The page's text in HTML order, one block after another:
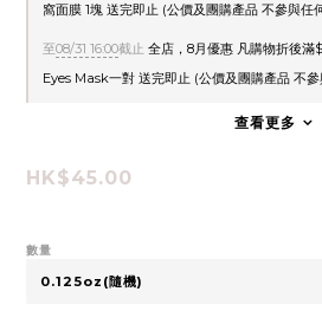
窩面膜 1塊 送完即止 (公價及團購產品 不參與任
至08/31 16:00截止 全店，8月優惠 凡購物折後
Eyes Mask一對 送完即止 (公價及團購產品 不
查看更多
HK$45.00
數量